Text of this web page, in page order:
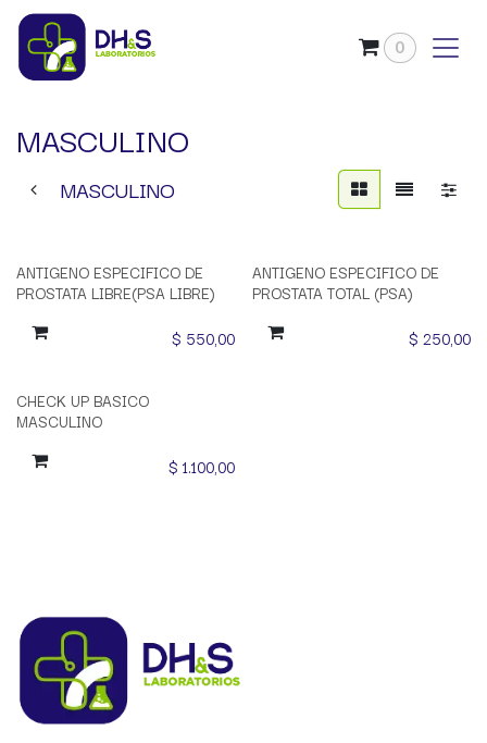
Ir al contenido
0
MASCULINO
MASCULINO
ANTIGENO ESPECIFICO DE
PROSTATA LIBRE(PSA LIBRE)
$ 550,00
ANTIGENO ESPECIFICO DE
PROSTATA TOTAL (PSA)
$ 250,00
Oferta Noviembre
CHECK UP BASICO
MASCULINO
$ 1.100,00